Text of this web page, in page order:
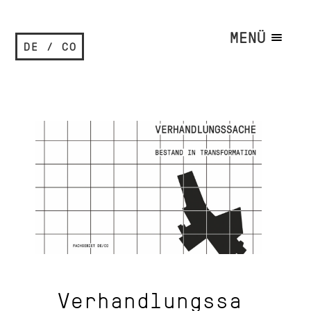
DE / CO MENÜ
Verhandlungssa